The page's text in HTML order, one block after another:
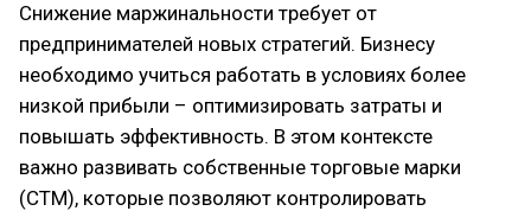
Снижение маржинальности требует от
предпринимателей новых стратегий. Бизнесу
необходимо учиться работать в условиях более
низкой прибыли – оптимизировать затраты и
повышать эффективность. В этом контексте
важно развивать собственные торговые марки
(СТМ), которые позволяют контролировать